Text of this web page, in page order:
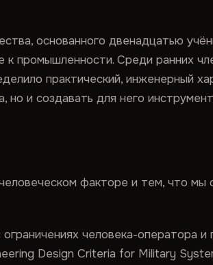
основанного двенадцатью
к промышленности. Среди ранних
практический, инженерный
но и создавать для него
факторе и тем, что мы
человека-оператора и
Design Criteria for Military